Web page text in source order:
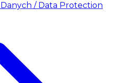
/ Data Protection